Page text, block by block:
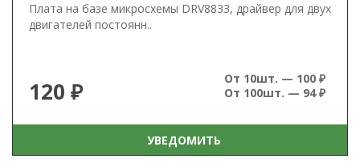
Плата на базе микросхемы DRV8833, драйвер для двух
двигателей постоянн..
120 ₽
От 10шт. — 100 ₽
От 100шт. — 94 ₽
УВЕДОМИТЬ